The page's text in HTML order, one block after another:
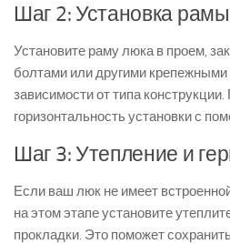
Шаг 2: Установка рамы
Установите раму люка в проем,
болтами или другими
зависимости от типа
горизонтальность установки с
Шаг 3: Утепление и
Если ваш люк не имеет
на этом этапе установите
прокладки. Это поможет